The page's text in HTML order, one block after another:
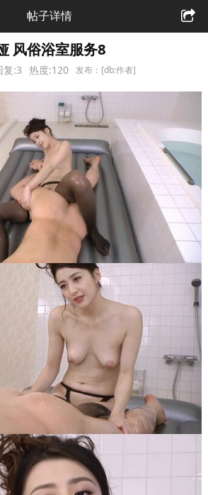
帖子详情
风俗浴室服务8
复:3 热度:120 发布：[db:作者]